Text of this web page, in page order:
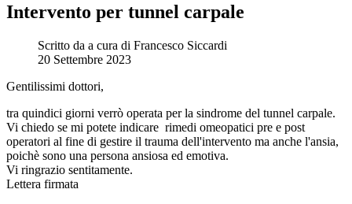
Intervento per tunnel carpale
Scritto da a cura di Francesco Siccardi
20 Settembre 2023
Gentilissimi dottori,
tra quindici giorni verrò operata per la sindrome del tunnel carpale.
Vi chiedo se mi potete indicare rimedi omeopatici pre e post
operatori al fine di gestire il trauma dell'intervento ma anche l'ansia,
poichè sono una persona ansiosa ed emotiva.
Vi ringrazio sentitamente.
Lettera firmata